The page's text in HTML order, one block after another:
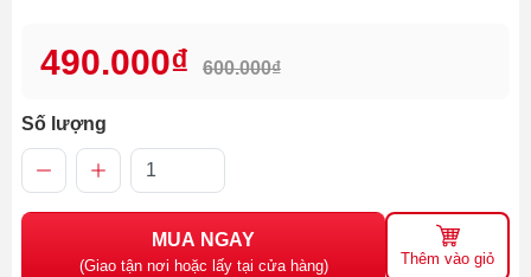
490.000₫ 600.000₫
Số lượng
MUA NGAY
(Giao tận nơi hoặc lấy tại cửa hàng) Thêm vào giỏ